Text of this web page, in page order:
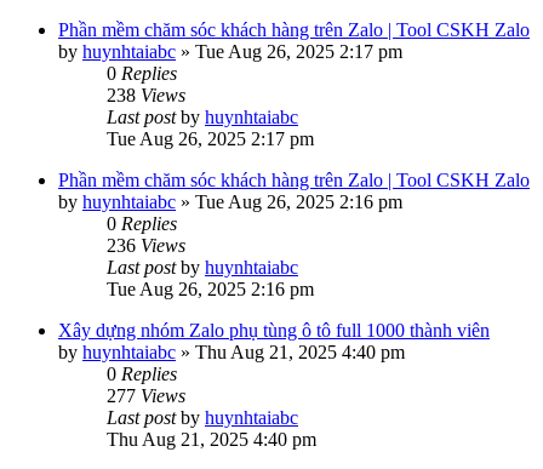
Phần mềm chăm sóc khách hàng trên Zalo | Tool CSKH Zalo
by huynhtaiabc » Tue Aug 26, 2025 2:17 pm
0 Replies
238 Views
Last postby huynhtaiabc
Tue Aug 26, 2025 2:17 pm
Phần mềm chăm sóc khách hàng trên Zalo | Tool CSKH Zalo
by huynhtaiabc » Tue Aug 26, 2025 2:16 pm
0 Replies
236 Views
Last postby huynhtaiabc
Tue Aug 26, 2025 2:16 pm
Xây dựng nhóm Zalo phụ tùng ô tô full 1000 thành viên
by huynhtaiabc » Thu Aug 21, 2025 4:40 pm
0 Replies
277 Views
Last postby huynhtaiabc
Thu Aug 21, 2025 4:40 pm